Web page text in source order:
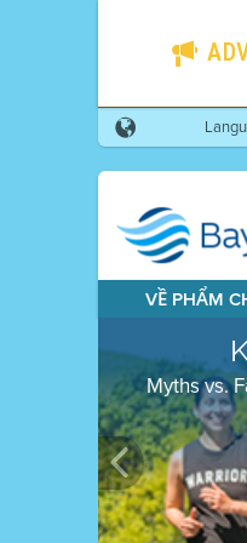
VỀ PHẨM
Myths vs.
Previous